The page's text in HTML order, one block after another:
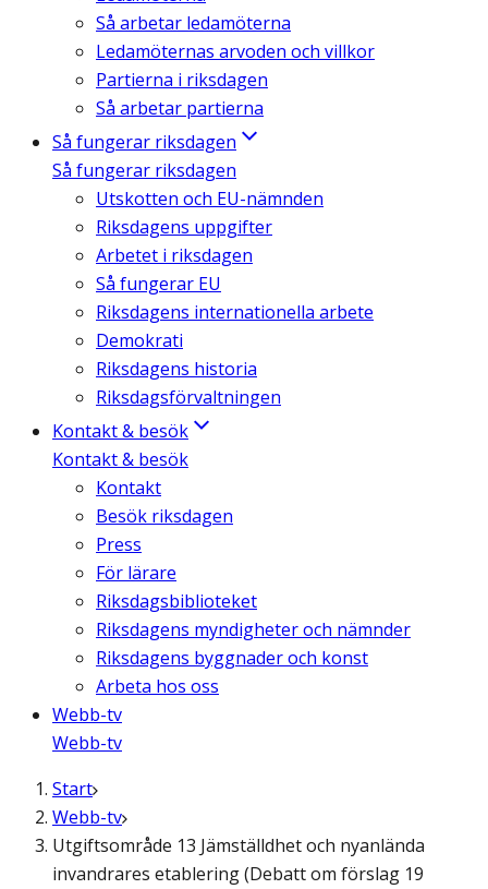
Så arbetar ledamöterna
Ledamöternas arvoden och villkor
Partierna i riksdagen
Så arbetar partierna
Så fungerar riksdagen
Så fungerar riksdagen
Utskotten och EU-nämnden
Riksdagens uppgifter
Arbetet i riksdagen
Så fungerar EU
Riksdagens internationella arbete
Demokrati
Riksdagens historia
Riksdagsförvaltningen
Kontakt & besök
Kontakt & besök
Kontakt
Besök riksdagen
Press
För lärare
Riksdagsbiblioteket
Riksdagens myndigheter och nämnder
Riksdagens byggnader och konst
Arbeta hos oss
Webb-tv
Webb-tv
Start
Webb-tv
Utgiftsområde 13 Jämställdhet och nyanlända
invandrares etablering (Debatt om förslag 19